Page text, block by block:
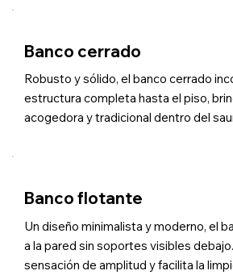
Banco cerrado
Robusto y sólido, el banco cerrado
estructura completa hasta el piso,
acogedora y tradicional dentro del
Banco flotante
Un diseño minimalista y moderno, el
a la pared sin soportes visibles
sensación de amplitud y facilita la